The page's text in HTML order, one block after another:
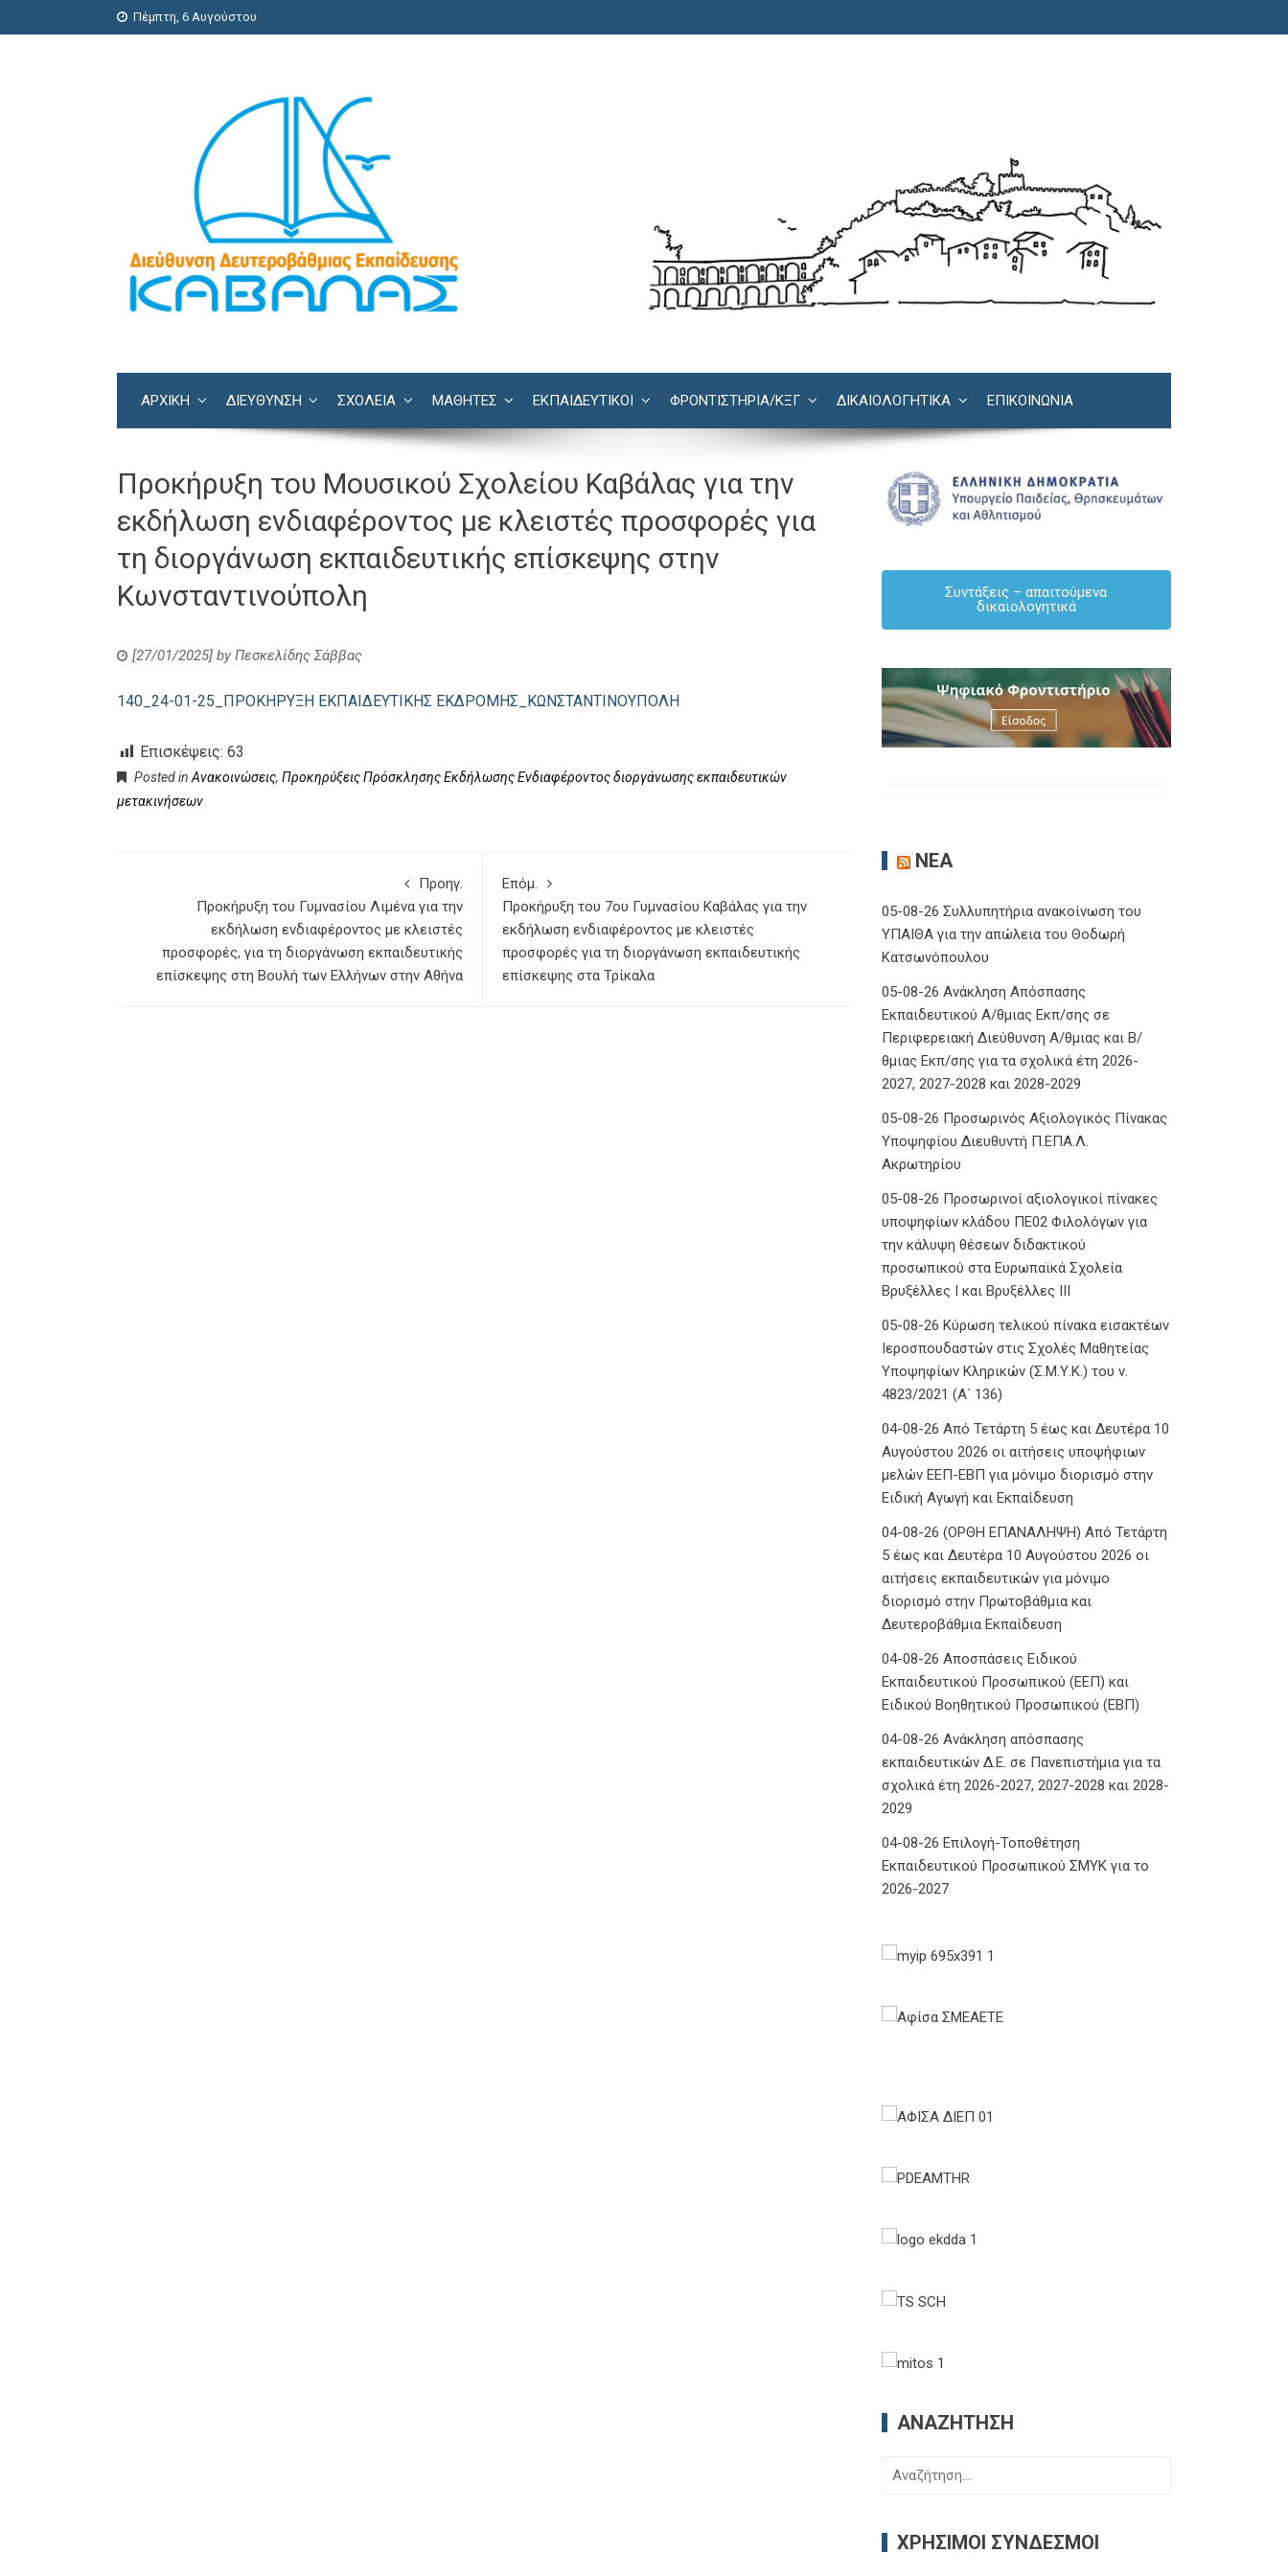
Πέμπτη, 6 Αυγούστου
ΑΡΧΙΚΗ ΔΙΕΎΘΥΝΣΗ ΣΧΟΛΕΊΑ ΜΑΘΗΤΕΣ ΕΚΠΑΙΔΕΥΤΙΚΟΙ ΦΡΟΝΤΙΣΤΉΡΙΑ/KΞΓ ΔΙΚΑΙΟΛΟΓΗΤΙΚΆ ΕΠΙΚΟΙΝΩΝΊΑ
Προκήρυξη του Μουσικού Σχολείου Καβάλας για την
εκδήλωση ενδιαφέροντος με κλειστές προσφορές για
τη διοργάνωση εκπαιδευτικής επίσκεψης στην
Κωνσταντινούπολη
[27/01/2025] by Πεσκελίδης Σάββας
140_24-01-25_ΠΡΟΚΗΡΥΞΗ ΕΚΠΑΙΔΕΥΤΙΚΗΣ ΕΚΔΡΟΜΗΣ_ΚΩΝΣΤΑΝΤΙΝΟΥΠΟΛΗ
Επισκέψεις: 63
Posted inΑνακοινώσεις, Προκηρύξεις Πρόσκλησης Εκδήλωσης Ενδιαφέροντος διοργάνωσης εκπαιδευτικών
μετακινήσεων
Προηγ.
Προκήρυξη του Γυμνασίου Λιμένα για την
εκδήλωση ενδιαφέροντος με κλειστές
προσφορές, για τη διοργάνωση εκπαιδευτικής
επίσκεψης στη Βουλή των Ελλήνων στην Αθήνα
Επόμ.
Προκήρυξη του 7ου Γυμνασίου Καβάλας για την
εκδήλωση ενδιαφέροντος με κλειστές
προσφορές για τη διοργάνωση εκπαιδευτικής
επίσκεψης στα Τρίκαλα
Συντάξεις – απαιτούμενα
δικαιολογητικά
ΝΈΑ
05-08-26 Συλλυπητήρια ανακοίνωση του
ΥΠΑΙΘΑ για την απώλεια του Θοδωρή
Κατσωνόπουλου
05-08-26 Ανάκληση Απόσπασης
Εκπαιδευτικού Α/θμιας Εκπ/σης σε
Περιφερειακή Διεύθυνση Α/θμιας και Β/
θμιας Εκπ/σης για τα σχολικά έτη 2026-
2027, 2027-2028 και 2028-2029
05-08-26 Προσωρινός Αξιολογικός Πίνακας
Υποψηφίου Διευθυντή Π.ΕΠΑ.Λ.
Ακρωτηρίου
05-08-26 Προσωρινοί αξιολογικοί πίνακες
υποψηφίων κλάδου ΠΕ02 Φιλολόγων για
την κάλυψη θέσεων διδακτικού
προσωπικού στα Ευρωπαϊκά Σχολεία
Βρυξέλλες Ι και Βρυξέλλες ΙΙΙ
05-08-26 Κύρωση τελικού πίνακα εισακτέων
Ιεροσπουδαστών στις Σχολές Μαθητείας
Υποψηφίων Κληρικών (Σ.Μ.Υ.Κ.) του ν.
4823/2021 (Α΄ 136)
04-08-26 Από Τετάρτη 5 έως και Δευτέρα 10
Αυγούστου 2026 οι αιτήσεις υποψήφιων
μελών ΕΕΠ-ΕΒΠ για μόνιμο διορισμό στην
Ειδική Αγωγή και Εκπαίδευση
04-08-26 (ΟΡΘΗ ΕΠΑΝΑΛΗΨΗ) Από Τετάρτη
5 έως και Δευτέρα 10 Αυγούστου 2026 οι
αιτήσεις εκπαιδευτικών για μόνιμο
διορισμό στην Πρωτοβάθμια και
Δευτεροβάθμια Εκπαίδευση
04-08-26 Αποσπάσεις Ειδικού
Εκπαιδευτικού Προσωπικού (ΕΕΠ) και
Ειδικού Βοηθητικού Προσωπικού (ΕΒΠ)
04-08-26 Ανάκληση απόσπασης
εκπαιδευτικών Δ.Ε. σε Πανεπιστήμια για τα
σχολικά έτη 2026-2027, 2027-2028 και 2028-
2029
04-08-26 Επιλογή-Τοποθέτηση
Εκπαιδευτικού Προσωπικού ΣΜΥΚ για το
2026-2027
ΑΝΑΖΉΤΗΣΗ
Αναζήτηση
ΧΡΉΣΙΜΟΙ ΣΎΝΔΕΣΜΟΙ